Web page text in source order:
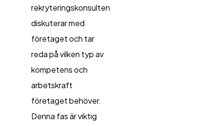
rekryteringskonsulten
diskuterar med
företaget och tar
reda på vilken typ av
kompetens och
arbetskraft
företaget behöver.
Denna fas är viktig